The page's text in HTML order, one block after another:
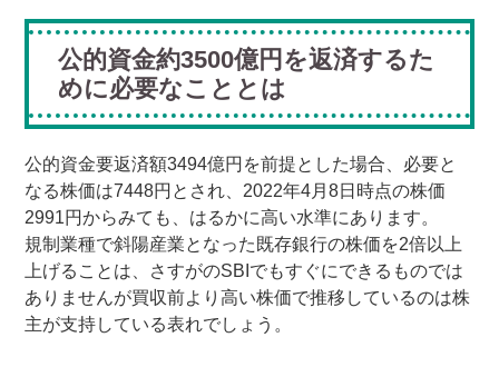
公的資金約3500億円を返済するた
めに必要なこととは
公的資金要返済額3494億円を前提とした場合、必要と
なる株価は7448円とされ、2022年4月8日時点の株価
2991円からみても、はるかに高い水準にあります。
規制業種で斜陽産業となった既存銀行の株価を2倍以上
上げることは、さすがのSBIでもすぐにできるものでは
ありませんが買収前より高い株価で推移しているのは株
主が支持している表れでしょう。